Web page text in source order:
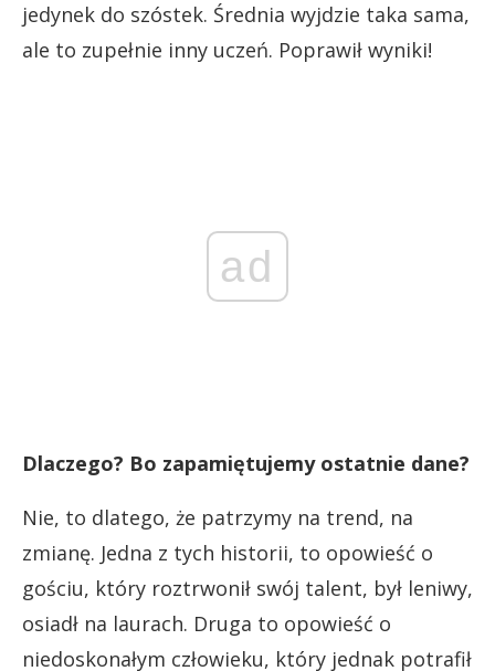
jedynek do szóstek. Średnia wyjdzie taka sama,
ale to zupełnie inny uczeń. Poprawił wyniki!
ad
Dlaczego? Bo zapamiętujemy ostatnie dane?
Nie, to dlatego, że patrzymy na trend, na
zmianę. Jedna z tych historii, to opowieść o
gościu, który roztrwonił swój talent, był leniwy,
osiadł na laurach. Druga to opowieść o
niedoskonałym człowieku, który jednak potrafił